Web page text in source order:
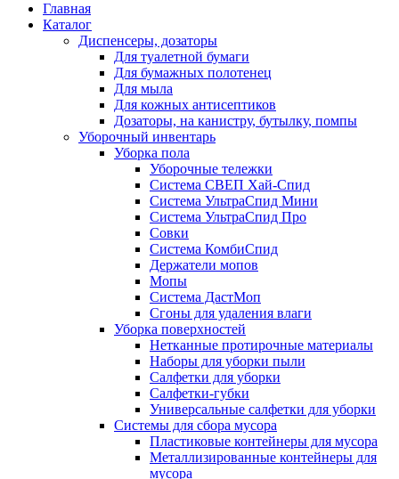
Главная
Каталог
Диспенсеры, дозаторы
Для туалетной бумаги
Для бумажных полотенец
Для мыла
Для кожных антисептиков
Дозаторы, на канистру, бутылку, помпы
Уборочный инвентарь
Уборка пола
Уборочные тележки
Система СВЕП Хай-Спид
Система УльтраСпид Мини
Система УльтраСпид Про
Совки
Система КомбиСпид
Держатели мопов
Мопы
Система ДастМоп
Сгоны для удаления влаги
Уборка поверхностей
Нетканные протирочные материалы
Наборы для уборки пыли
Салфетки для уборки
Салфетки-губки
Универсальные салфетки для уборки
Системы для сбора мусора
Пластиковые контейнеры для мусора
Металлизированные контейнеры для
мусора